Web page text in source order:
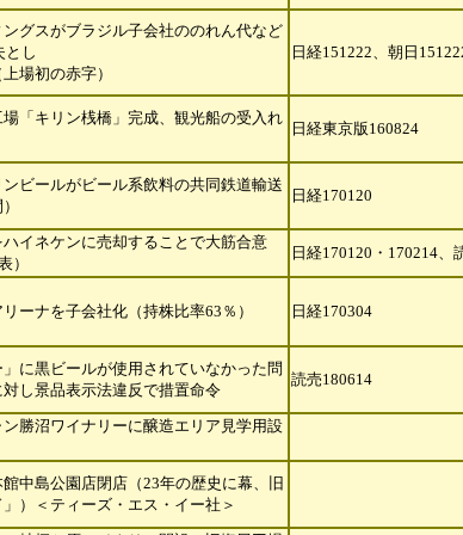
グスがブラジル子会社ののれん代など
とし
場初の赤字）
日経151222、朝日
「キリン桟橋」完成、観光船の受入れ
日経東京版160824
ビールがビール系飲料の共同鉄道輸送
日経170120
イネケンに売却することで大筋合意
）
日経170120・170214、
ーナを子会社化（持株比率63％） 日経170304
に黒ビールが使用されていなかった問
対し景品表示法違反で措置命令
読売180614
勝沼ワイナリーに醸造エリア見学用設
中島公園店閉店（23年の歴史に幕、旧
）＜ ティーズ・エス・イー社＞